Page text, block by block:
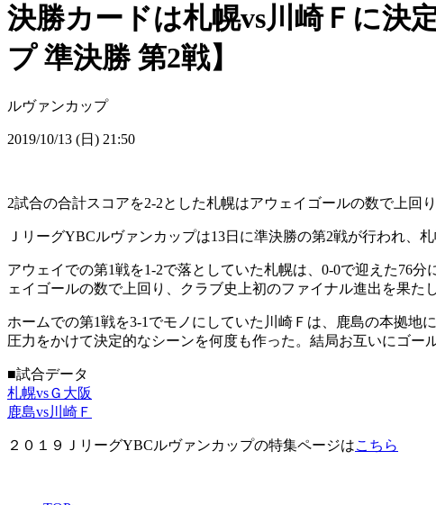
決勝カードは札幌vs川崎Ｆに決
プ 準決勝 第2戦】
ルヴァンカップ
2019/10/13 (日) 21:50
2試合の合計スコアを2-2とした札幌はアウェイゴールの数で上回
ＪリーグYBCルヴァンカップは13日に準決勝の第2戦が行われ、
アウェイでの第1戦を1-2で落としていた札幌は、0-0で迎えた76
ェイゴールの数で上回り、クラブ史上初のファイナル進出を果たし
ホームでの第1戦を3-1でモノにしていた川崎Ｆは、鹿島の本拠地
圧力をかけて決定的なシーンを何度も作った。結局お互いにゴー
■試合データ
札幌vsＧ大阪
鹿島vs川崎Ｆ
２０１９ＪリーグYBCルヴァンカップの特集ページはこちら